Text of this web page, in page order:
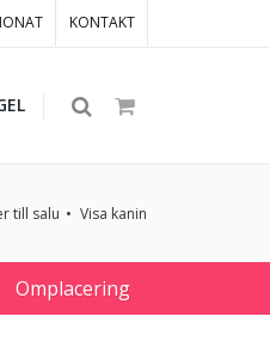
KONTAKT
till salu Visa kanin
Omplacering